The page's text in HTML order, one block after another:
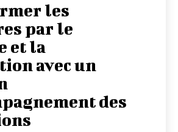
les
par le
et la
avec un
des